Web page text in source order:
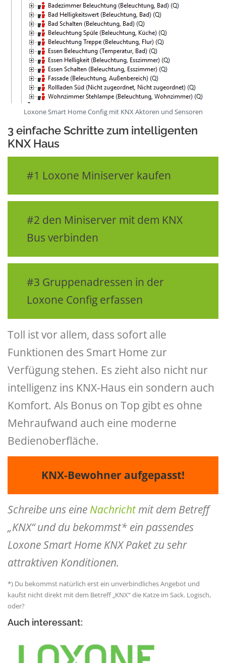
Loxone Smart Home Config mit KNX Aktoren und Sensoren
3 einfache Schritte zum intelligenten
KNX Haus
#1 Loxone Miniserver kaufen
#2 den Miniserver mit dem KNX
Bus verbinden
#3 Gruppenadressen in der
Loxone Config erfassen
Toll ist vor allem, dass sofort alle
Funktionen des Smart Home zur
Verfügung stehen. Es zieht also nicht nur
intelligenz ins KNX-Haus ein sondern auch
Komfort. Als Bonus on Top gibt es ohne
Mehraufwand auch eine moderne
Bedienoberfläche.
KNX-Bewohner aufgepasst!
Schreibe uns eine Nachrichtmit dem Betreff
„KNX“ und du bekommst* ein passendes
Loxone Smart Home KNX Paket zu sehr
attraktiven Konditionen.
*) Du bekommst natürlich erst ein unverbindliches Angebot und
kaufst nicht direkt mit dem Betreff „KNX“ die Katze im Sack. Logisch,
oder?
Auch interessant: